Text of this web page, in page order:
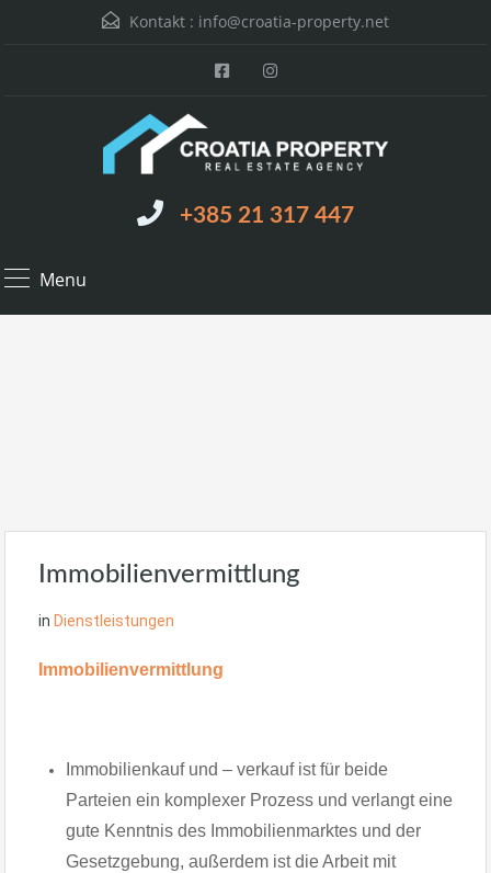
Kontakt : info@croatia-property.net
+385 21 317 447
Menu
Immobilienvermittlung
in Dienstleistungen
Immobilienvermittlung
Immobilienkauf und – verkauf ist für beide
Parteien ein komplexer Prozess und verlangt eine
gute Kenntnis des Immobilienmarktes und der
Gesetzgebung, außerdem ist die Arbeit mit